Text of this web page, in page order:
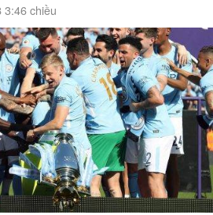
3:46 chiều